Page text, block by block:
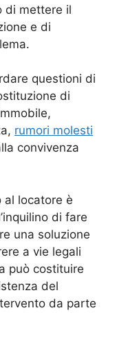
di mettere il
e di
questioni di
di
rumori molesti
convivenza
al locatore è
di fare
una soluzione
a vie legali
può costituire
del
da parte